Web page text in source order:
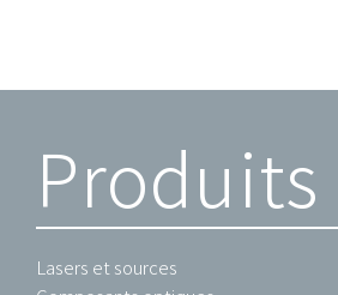
Produits
Lasers et sources